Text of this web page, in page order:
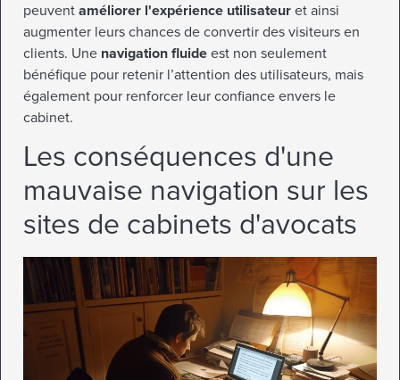
peuvent améliorer l'expérience utilisateur et ainsi
augmenter leurs chances de convertir des visiteurs en
clients. Une navigation fluide est non seulement
bénéfique pour retenir l’attention des utilisateurs, mais
également pour renforcer leur confiance envers le
cabinet.
Les conséquences d'une
mauvaise navigation sur les
sites de cabinets d'avocats